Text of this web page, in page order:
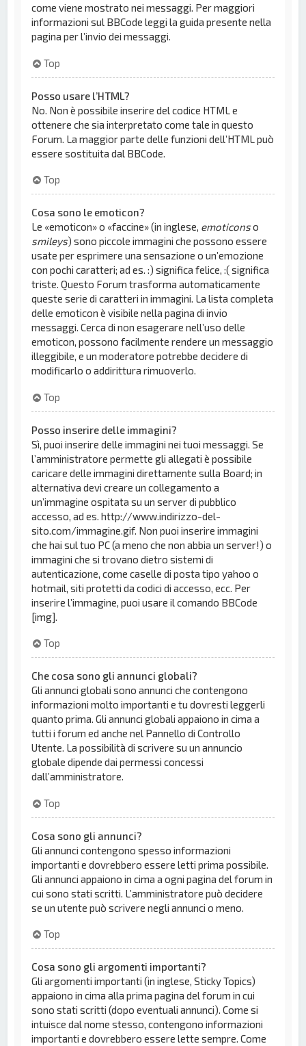
come viene mostrato nei messaggi. Per maggiori
informazioni sul BBCode leggi la guida presente nella
pagina per l’invio dei messaggi.
Top
Posso usare l’HTML?
No. Non è possibile inserire del codice HTML e
ottenere che sia interpretato come tale in questo
Forum. La maggior parte delle funzioni dell’HTML può
essere sostituita dal BBCode.
Top
Cosa sono le emoticon?
Le «emoticon» o «faccine» (in inglese, emoticonso
smileys) sono piccole immagini che possono essere
usate per esprimere una sensazione o un’emozione
con pochi caratteri; ad es. :) significa felice, :( significa
triste. Questo Forum trasforma automaticamente
queste serie di caratteri in immagini. La lista completa
delle emoticon è visibile nella pagina di invio
messaggi. Cerca di non esagerare nell’uso delle
emoticon, possono facilmente rendere un messaggio
illeggibile, e un moderatore potrebbe decidere di
modificarlo o addirittura rimuoverlo.
Top
Posso inserire delle immagini?
Sì, puoi inserire delle immagini nei tuoi messaggi. Se
l’amministratore permette gli allegati è possibile
caricare delle immagini direttamente sulla Board; in
alternativa devi creare un collegamento a
un’immagine ospitata su un server di pubblico
accesso, ad es. http://www.indirizzo-del-
sito.com/immagine.gif. Non puoi inserire immagini
che hai sul tuo PC (a meno che non abbia un server!) o
immagini che si trovano dietro sistemi di
autenticazione, come caselle di posta tipo yahoo o
hotmail, siti protetti da codici di accesso, ecc. Per
inserire l’immagine, puoi usare il comando BBCode
[img].
Top
Che cosa sono gli annunci globali?
Gli annunci globali sono annunci che contengono
informazioni molto importanti e tu dovresti leggerli
quanto prima. Gli annunci globali appaiono in cima a
tutti i forum ed anche nel Pannello di Controllo
Utente. La possibilità di scrivere su un annuncio
globale dipende dai permessi concessi
dall’amministratore.
Top
Cosa sono gli annunci?
Gli annunci contengono spesso informazioni
importanti e dovrebbero essere letti prima possibile.
Gli annunci appaiono in cima a ogni pagina del forum in
cui sono stati scritti. L’amministratore può decidere
se un utente può scrivere negli annunci o meno.
Top
Cosa sono gli argomenti importanti?
Gli argomenti importanti (in inglese, Sticky Topics)
appaiono in cima alla prima pagina del forum in cui
sono stati scritti (dopo eventuali annunci). Come si
intuisce dal nome stesso, contengono informazioni
importanti e dovrebbero essere lette sempre. Come